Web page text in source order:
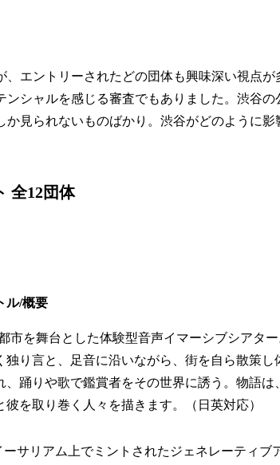
、エントリーされたどの団体も興味深い視点
ンシャルを感じる審査でもありました。渋谷
か見られないものばかり。渋谷がどのように
全12団体
ル/概要
都市を舞台とした体験型音声イマーシブシアタ
独り言と、足音に沿いながら、街を自ら散策
、踊りや歌で鑑賞者をその世界に誘う。物語
彼を取り巻く人々を描きます。（日英対応）
ーサリアム上でミントされたジェネレーティ